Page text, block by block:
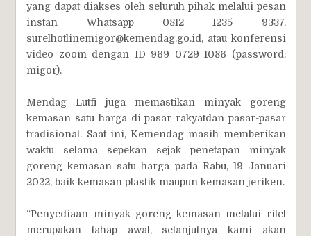
yang dapat diakses oleh seluruh pihak melalui pesan
instan Whatsapp 0812 1235 9337,
surelhotlinemigor@kemendag.go.id, atau konferensi
video zoom dengan ID 969 0729 1086 (password:
migor).
Mendag Lutfi juga memastikan minyak goreng
kemasan satu harga di pasar rakyatdan pasar-pasar
tradisional. Saat ini, Kemendag masih memberikan
waktu selama sepekan sejak penetapan minyak
goreng kemasan satu harga pada Rabu, 19 Januari
2022, baik kemasan plastik maupun kemasan jeriken.
“Penyediaan minyak goreng kemasan melalui ritel
merupakan tahap awal, selanjutnya kami akan